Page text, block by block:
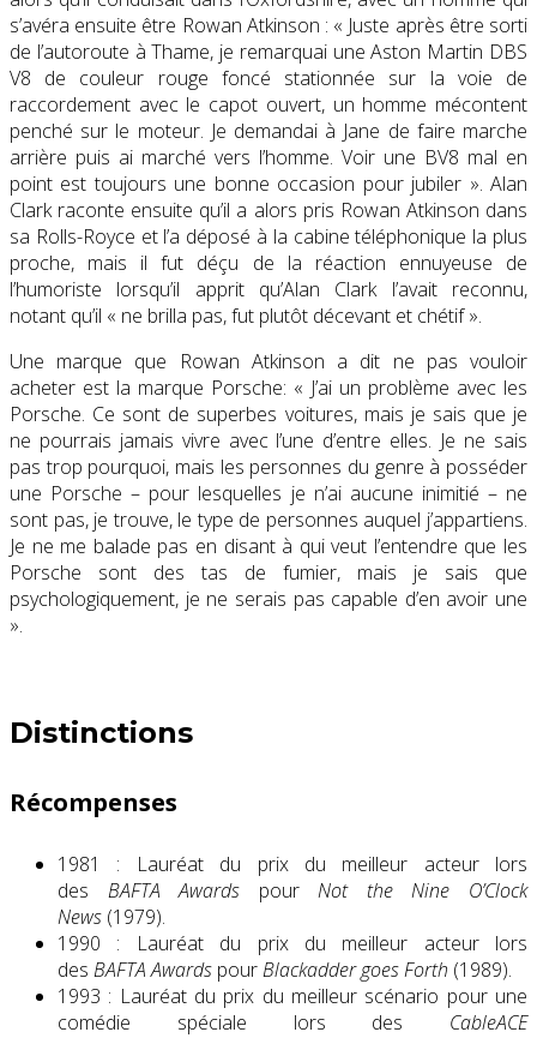
s’avéra ensuite être Rowan Atkinson : « Juste après être sorti
de l’autoroute à Thame, je remarquai une Aston Martin DBS
V8 de couleur rouge foncé stationnée sur la voie de
raccordement avec le capot ouvert, un homme mécontent
penché sur le moteur. Je demandai à Jane de faire marche
arrière puis ai marché vers l’homme. Voir une BV8 mal en
point est toujours une bonne occasion pour jubiler ». Alan
Clark raconte ensuite qu’il a alors pris Rowan Atkinson dans
sa Rolls-Royce et l’a déposé à la cabine téléphonique la plus
proche, mais il fut déçu de la réaction ennuyeuse de
l’humoriste lorsqu’il apprit qu’Alan Clark l’avait reconnu,
notant qu’il « ne brilla pas, fut plutôt décevant et chétif ».
Une marque que Rowan Atkinson a dit ne pas vouloir
acheter est la marque Porsche: « J’ai un problème avec les
Porsche. Ce sont de superbes voitures, mais je sais que je
ne pourrais jamais vivre avec l’une d’entre elles. Je ne sais
pas trop pourquoi, mais les personnes du genre à posséder
une Porsche – pour lesquelles je n’ai aucune inimitié – ne
sont pas, je trouve, le type de personnes auquel j’appartiens.
Je ne me balade pas en disant à qui veut l’entendre que les
Porsche sont des tas de fumier, mais je sais que
psychologiquement, je ne serais pas capable d’en avoir une
».
Distinctions
Récompenses
1981 : Lauréat du prix du meilleur acteur lors
des BAFTA Awards pourNot the Nine O’Clock
News (1979).
1990 : Lauréat du prix du meilleur acteur lors
des BAFTA Awards pourBlackadder goes Forth (1989).
1993 : Lauréat du prix du meilleur scénario pour une
comédie spéciale lors des CableACE